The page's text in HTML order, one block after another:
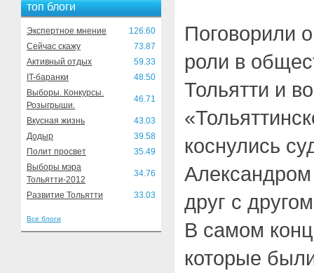
топ блоги
Экспертное мнение
126.60
Сейчас скажу
73.87
Активный отдых
59.33
IT-баранки
48.50
Выборы. Конкурсы.
Розыгрыши.
46.71
Вкусная жизнь
43.03
Додыр
39.58
Полит просвет
35.49
Выборы мэра
Тольятти-2012
34.76
Развитие Тольятти 33.03
Все блоги
Поговорили
роли в
Тольятти и
коснулись
друг с
В самом
которые